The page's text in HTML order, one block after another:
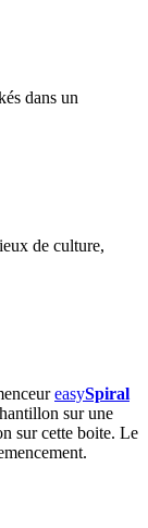
dans un
de culture,
easySpiral
sur une
sur cette boite. Le